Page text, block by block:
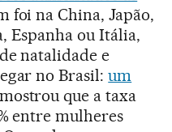
foi na China, Japão,
Espanha ou Itália,
natalidade e
no Brasil:um
mostrou que a taxa
entre mulheres